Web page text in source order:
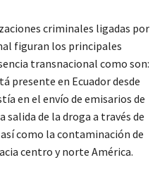
criminales ligadas por
figuran los principales
transnacional como son:
presente en Ecuador desde
en el envío de emisarios de
de la droga a través de
como la contaminación de
centro y norte América.